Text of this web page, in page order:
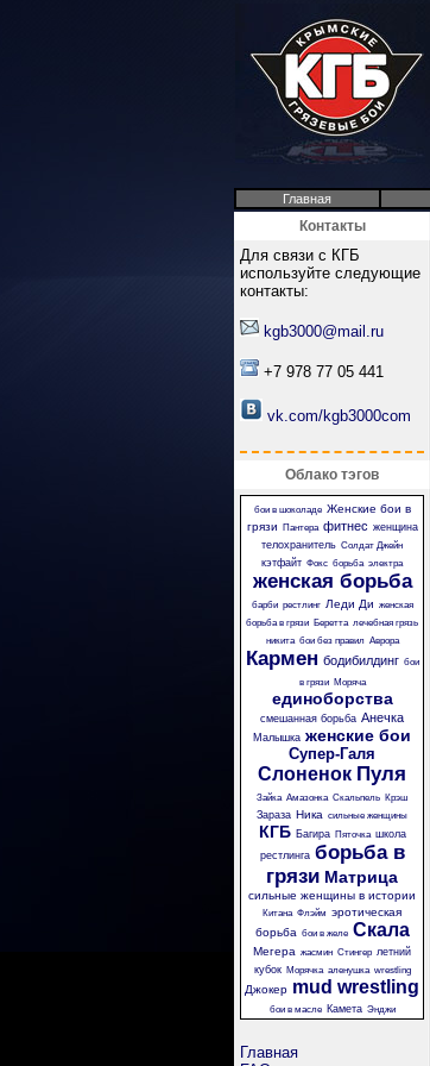
Главная
Контакты
Для связи с КГБ
используйте следующие
контакты:
kgb3000@mail.ru
+7 978 77 05 441
vk.com/kgb3000com
Облако тэгов
бои в шоколаде Женские бои в
грязи
Пантера фитнес женщина
телохранитель Солдат Джейн
кэтфайт Фокс борьба электра
женская борьба
барби рестлинг Леди Ди женская
борьба в грязи Беретта лечебная грязь
никита бои без правил Аврора
Кармен бодибилдинг бои
в грязи
Моряча
единоборства
смешанная борьба Анечка
Малышка женские бои
Супер-Галя
Слоненок Пуля
Зайка Амазонка Скальпель Крэш
Зараза Ника сильные женщины
КГБ Багира Пяточка школа
рестлинга борьба в
грязи Матрица
сильные женщины в истории
Китана Флэйм эротическая
борьба бои в желе Скала
Мегера жасмин Стингер летний
кубок
Морячка аленушка wrestling
Джокер mud wrestling
бои в масле Камета Энджи
Главная